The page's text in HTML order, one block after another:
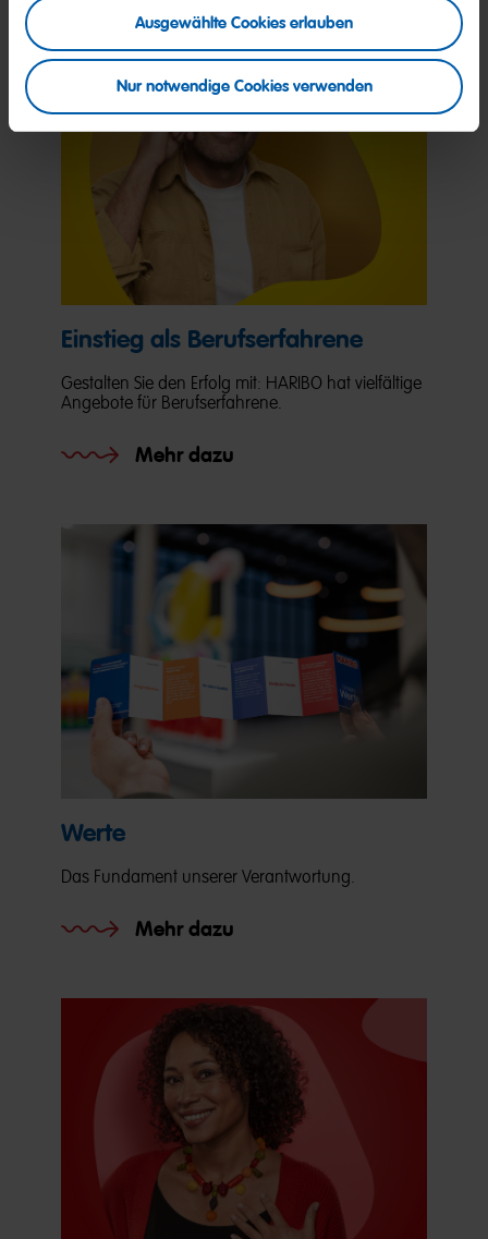
Ausgewählte Cookies erlauben
Nur notwendige Cookies verwenden
Einstieg als Berufserfahrene
Gestalten Sie den Erfolg mit: HARIBO hat vielfältige
Angebote für Berufserfahrene.
Mehr dazu
Werte
Das Fundament unserer Verantwortung.
Mehr dazu